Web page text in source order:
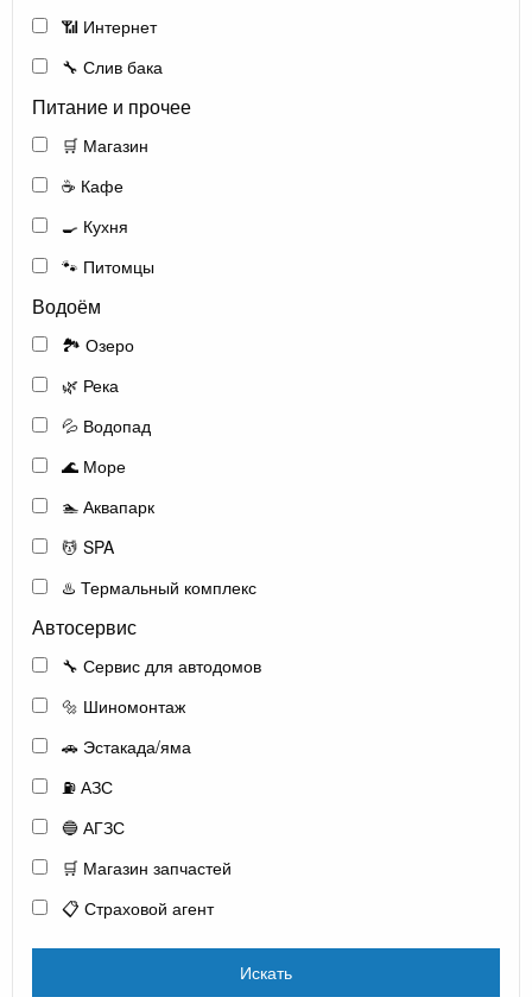
📶 Интернет
🔧 Слив бака
Питание и прочее
🛒 Магазин
☕ Кафе
🍳 Кухня
🐾 Питомцы
Водоём
🏞️ Озеро
🌿 Река
💦 Водопад
🌊 Море
🏊 Аквапарк
💆 SPA
♨️ Термальный комплекс
Автосервис
🔧 Сервис для автодомов
🔩 Шиномонтаж
🚗 Эстакада/яма
⛽ АЗС
🔵 АГЗС
🛒 Магазин запчастей
📋 Страховой агент
Искать